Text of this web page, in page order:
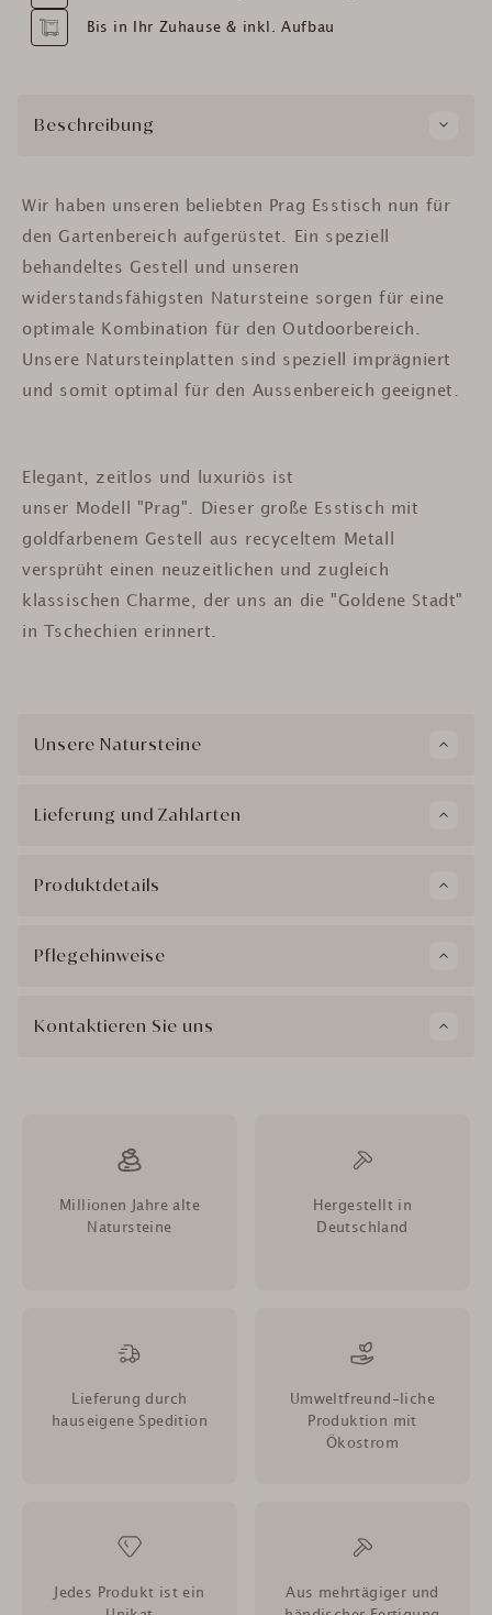
Bis in Ihr Zuhause & inkl. Aufbau
Beschreibung
Wir haben unseren beliebten Prag Esstisch nun für
den Gartenbereich aufgerüstet. Ein speziell
behandeltes Gestell und unseren
widerstandsfähigsten Natursteine sorgen für eine
optimale Kombination für den Outdoorbereich.
Unsere Natursteinplatten sind speziell imprägniert
und somit optimal für den Aussenbereich geeignet.
Elegant, zeitlos und luxuriös ist
unser Modell "Prag". Dieser große Esstisch mit
goldfarbenem Gestell aus recyceltem Metall
versprüht einen neuzeitlichen und zugleich
klassischen Charme, der uns an die "Goldene Stadt"
in Tschechien erinnert.
Unsere Natursteine
Lieferung und Zahlarten
Produktdetails
Pflegehinweise
Kontaktieren Sie uns
Millionen Jahre alte
Natursteine
Hergestellt in
Deutschland
Lieferung durch
hauseigene Spedition
Umweltfreund-liche
Produktion mit
Ökostrom
Jedes Produkt ist ein
Aus mehrtägiger und